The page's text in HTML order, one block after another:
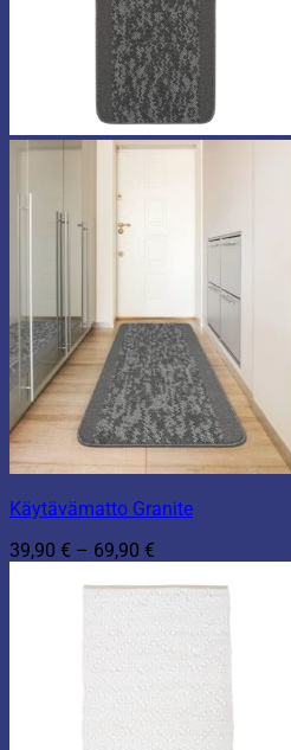
Käytävämatto Granite
39,90 € – 69,90 €
-